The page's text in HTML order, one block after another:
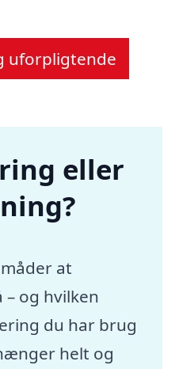
uforpligtende
eller
at
og hvilken
du har brug
helt og